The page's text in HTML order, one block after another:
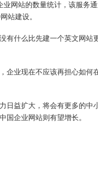
网站的数量统计，该服务
站建设。
什么比先建一个英文网站
业现在不应该再担心如何
益扩大，将会有更多的中
国企业网站则有望增长。